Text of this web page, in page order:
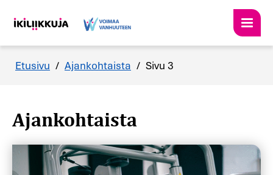
Etusivu / Ajankohtaista / Sivu 3
Ajankohtaista